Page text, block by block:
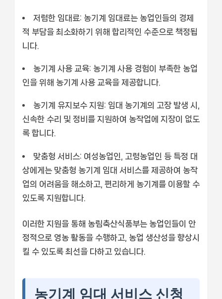
저렴한 임대료: 농기계 임대료는 농업인들의 경제
적 부담을 최소화하기 위해 합리적인 수준으로 책정됩
니다.
농기계 사용 교육: 농기계 사용 경험이 부족한 농업
인을 위해 농기계 사용 교육을 제공합니다.
농기계 유지보수 지원: 임대 농기계의 고장 발생 시,
신속한 수리 및 정비를 지원하여 농작업에 지장이 없도
록 합니다.
맞춤형 서비스: 여성농업인, 고령농업인 등 특정 대
상에게는 맞춤형 농기계 임대 서비스를 제공하여 농작
업의 어려움을 해소하고, 편리하게 농기계를 이용할 수
있도록 지원합니다.
이러한 지원을 통해 농림축산식품부는 농업인들이 안
정적으로 영농 활동을 수행하고, 농업 생산성을 향상시
킬 수 있도록 최선을 다하고 있습니다.
농기계 임대 서비스 신청